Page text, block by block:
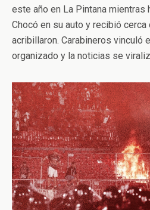
este año en La Pintana mientras
Chocó en su auto y recibió
acribillaron. Carabineros vinculó
organizado y la noticias se